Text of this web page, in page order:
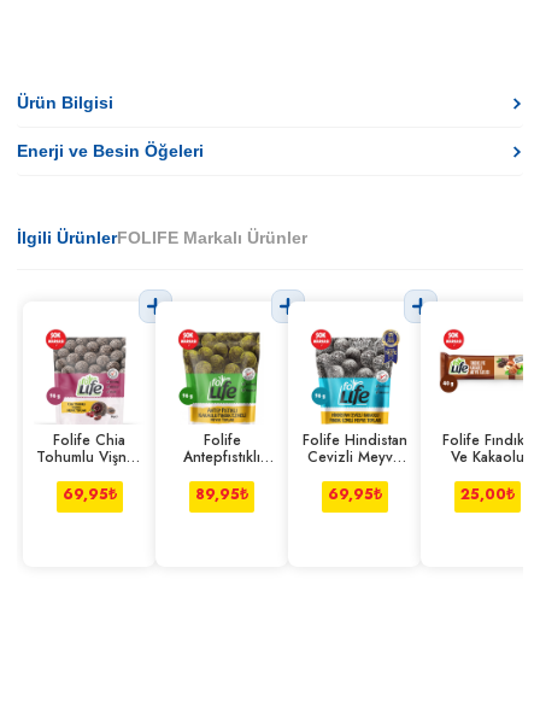
Ürün Bilgisi
Enerji ve Besin Öğeleri
İlgili ÜrünlerFOLIFE Markalı Ürünler
Folife Chia
Tohumlu Vişneli
96 g
69,95₺
Folife
Antepfıstıklı
Topları 96 g
89,95₺
Folife Hindistan
Cevizli Meyve
69,95₺
Folife Fındıklı
Ve Kakaolu
40 g
25,00₺